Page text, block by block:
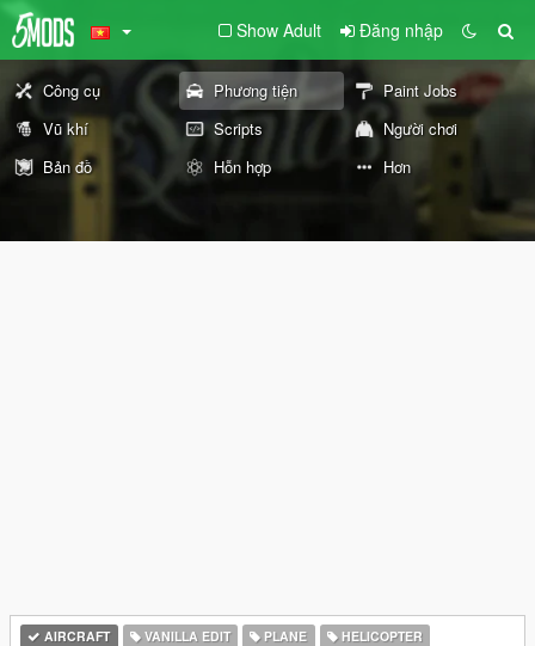
Show Adult Đăng nhập
Công cụ Phương tiện
Paint Jobs
Vũ khí
Scripts
Người chơi
Bản đồ
Hỗn hợp Hơn
AIRCRAFT VANILLA EDIT PLANE
HELICOPTER